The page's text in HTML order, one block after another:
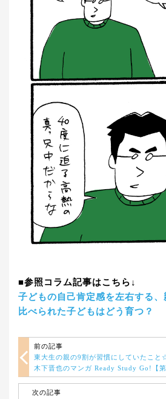
■参照コラム記事はこちら↓
子どもの自己肯定感を左右する、
比べられた子どもはどう育つ？
前の記事
東大生の親の9割が習慣にしていたこ
木下晋也のマンガ Ready Study Go!【第
次の記事